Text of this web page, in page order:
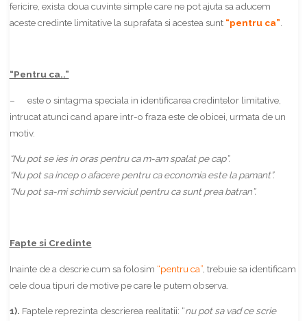
fericire, exista doua cuvinte simple care ne pot ajuta sa aducem
aceste credinte limitative la suprafata si acestea sunt “pentru ca”
“Pentru ca..”
– este o sintagma speciala in identificarea credintelor limitative,
intrucat atunci cand apare intr-o fraza este de obicei, urmata de un
motiv.
“Nu pot se ies in oras pentru ca m-am spalat pe cap”.
“Nu pot sa incep o afacere pentru ca economia este la pamant”.
“Nu pot sa-mi schimb serviciul pentru ca sunt prea batran”.
Fapte si Credinte
Inainte de a descrie cum sa folosim “pentru ca”, trebuie sa identificam
cele doua tipuri de motive pe care le putem observa.
1). Faptele reprezinta descrierea realitatii: “nu pot sa vad ce scrie